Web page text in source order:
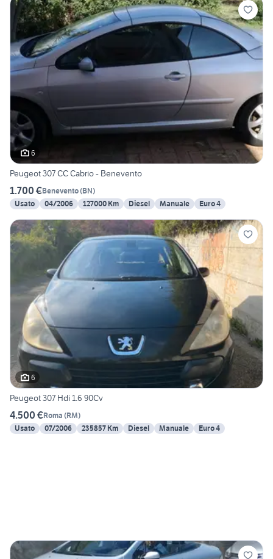
6
Peugeot 307 CC Cabrio - Benevento
1.700 €Benevento(BN)
Usato
04/2006 127000 Km Diesel Manuale Euro 4
6
Peugeot 307 Hdi 1.6 90Cv
4.500 €Roma (RM)
Usato
07/2006 235857 Km Diesel Manuale Euro 4